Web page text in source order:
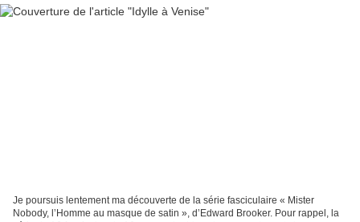
Je poursuis lentement ma découverte de la série fasciculaire « Mister
Nobody, l’Homme au masque de satin », d’Edward Brooker. Pour rappel, la